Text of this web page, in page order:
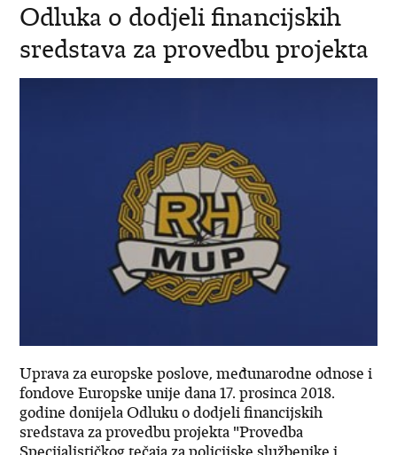
Odluka o dodjeli financijskih
sredstava za provedbu projekta
​Uprava za europske poslove, međunarodne odnose i
fondove Europske unije dana 17. prosinca 2018.
godine donijela Odluku o dodjeli financijskih
sredstava za provedbu projekta "Provedba